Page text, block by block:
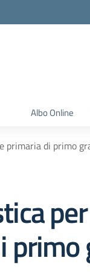
Albo Online
primaria di primo
primo